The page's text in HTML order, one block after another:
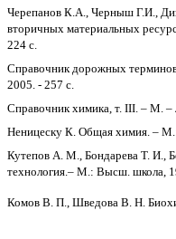
Черепанов К.А., Черныш Г.И.,
вторичных материальных
224 с.
Справочник дорожных
2005. - 257 с.
Справочник химика, т. III. – М.
Неницеску К. Общая химия. –
Кутепов А. М., Бондарева Т. И.,
технология.– М.: Высш. школа,
Комов В. П., Шведова В. Н.